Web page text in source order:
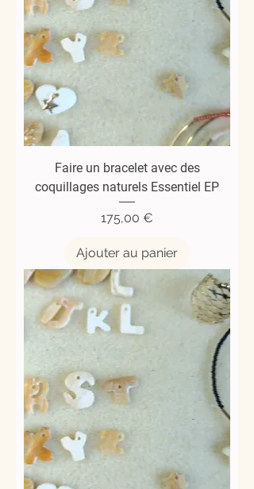
Faire un bracelet avec des
coquillages naturels Essentiel EP
Prix
175,00 €
Ajouter au panier